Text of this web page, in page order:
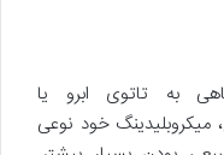
به تاتوی ابرو یا
میکروبلیدینگ خود نوعی